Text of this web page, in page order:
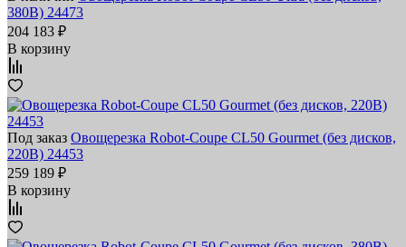
380В) 24473
204 183 ₽
В корзину
Под заказ Овощерезка Robot-Coupe CL50 Gourmet (без дисков,
220В) 24453
259 189 ₽
В корзину